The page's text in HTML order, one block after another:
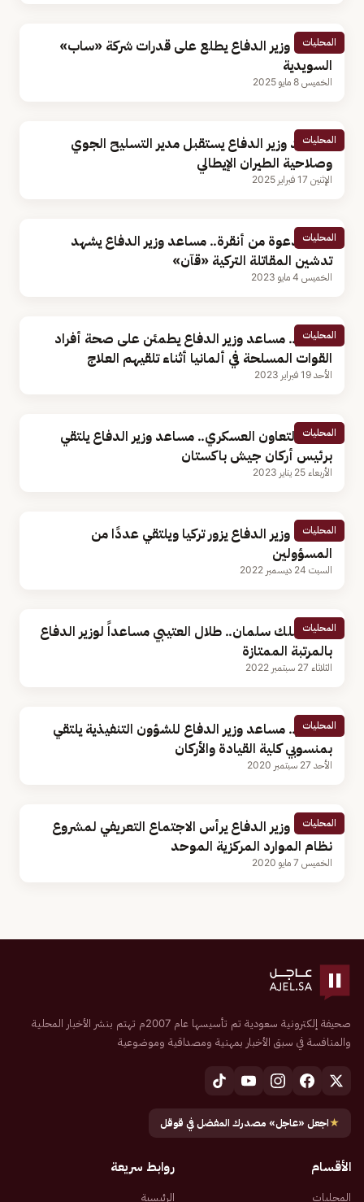
المحليات
مساعد وزير الدفاع يطلع على قدرات شركة «ساب»
السويدية
الخميس 8 مايو 2025
المحليات
مساعد وزير الدفاع يستقبل مدير التسليح الجوي
وصلاحية الطيران الإيطالي
الإثنين 17 فبراير 2025
المحليات
تلبية لدعوة من أنقرة.. مساعد وزير الدفاع يشهد
تدشين المقاتلة التركية «قآن»
الخميس 4 مايو 2023
المحليات
بالصور.. مساعد وزير الدفاع يطمئن على صحة أفراد
القوات المسلحة في ألمانيا أثناء تلقيهم العلاج
الأحد 19 فبراير 2023
المحليات
لتعزيز التعاون العسكري.. مساعد وزير الدفاع يلتقي
برئيس أركان جيش باكستان
الأربعاء 25 يناير 2023
المحليات
مساعد وزير الدفاع يزور تركيا ويلتقي عددًا من
المسؤولين
السبت 24 ديسمبر 2022
المحليات
بأمر الملك سلمان.. طلال العتيبي مساعداً لوزير الدفاع
بالمرتبة الممتازة
الثلاثاء 27 سبتمبر 2022
المحليات
بالصور.. مساعد وزير الدفاع للشؤون التنفيذية يلتقي
بمنسوبي كلية القيادة والأركان
الأحد 27 سبتمبر 2020
المحليات
مساعد وزير الدفاع يرأس الاجتماع التعريفي لمشروع
نظام الموارد المركزية الموحد
الخميس 7 مايو 2020
صحيفة إلكترونية سعودية تم تأسيسها عام 2007م تهتم بنشر الأخبار المحلية
والمنافسة في سبق الأخبار بمهنية ومصداقية وموضوعية
★اجعل «عاجل» مصدرك المفضل في قوقل
الأقسام
المحليات
روابط سريعة
الرئيسية